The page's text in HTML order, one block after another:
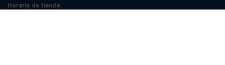
Horario de tienda: